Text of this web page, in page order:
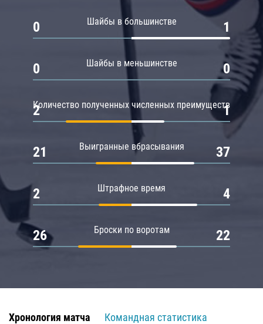
Шайбы в большинстве
0 1
Шайбы в меньшинстве
0 0
Количество полученных численных преимуществ
2 1
Выигранные вбрасывания
21 37
Штрафное время
2 4
Броски по воротам
26 22
Хронология матча
Командная статистика